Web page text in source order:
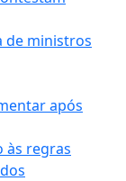
de ministros
após
às regras